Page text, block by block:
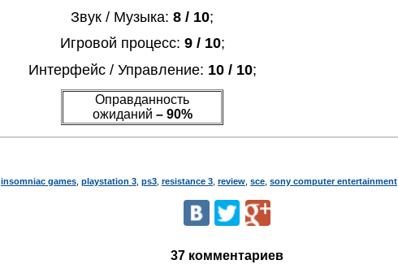
Звук / Музыка: 8 / 10;
Игровой процесс: 9 / 10;
Интерфейс / Управление: 10 / 10;
Оправданность
ожиданий – 90%
insomniac games playstation 3 ps3 resistance 3 review sce sony computer entertainment
37 комментариев